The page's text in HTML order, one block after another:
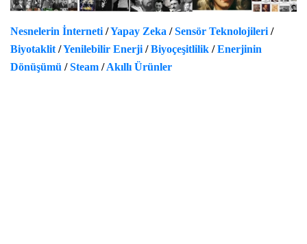
Nesnelerin İnterneti /Yapay Zeka /Sensör Teknolojileri /
Biyotaklit /Yenilebilir Enerji /Biyoçeşitlilik /Enerjinin
Dönüşümü /Steam /Akıllı Ürünler